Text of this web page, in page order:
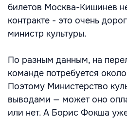
билетов Москва-Кишинев
контракте - это очень
министр культуры.
По разным данным, на
команде потребуется
Поэтому Министерство
выводами — может оно
или нет. А Борис Фокша